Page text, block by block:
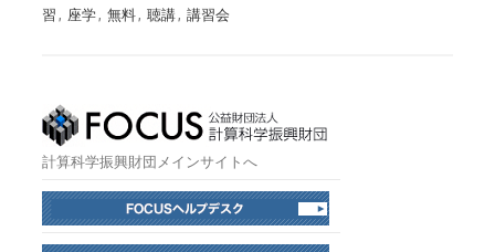
習 , 座学, 無料, 聴講, 講習会
計算科学振興財団メインサイトへ